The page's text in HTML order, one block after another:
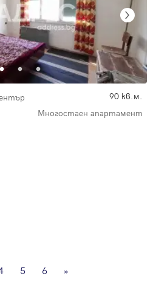
90 кв.м.
Многостаен апартамент
5 6 »